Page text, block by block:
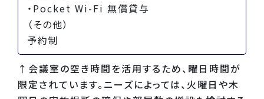
・Pocket Wi-Fi 無償貸与
（その他）
予約制
↑会議室の空き時間を活用するため、曜日時間が
限定されています。ニーズによっては、火曜日や木